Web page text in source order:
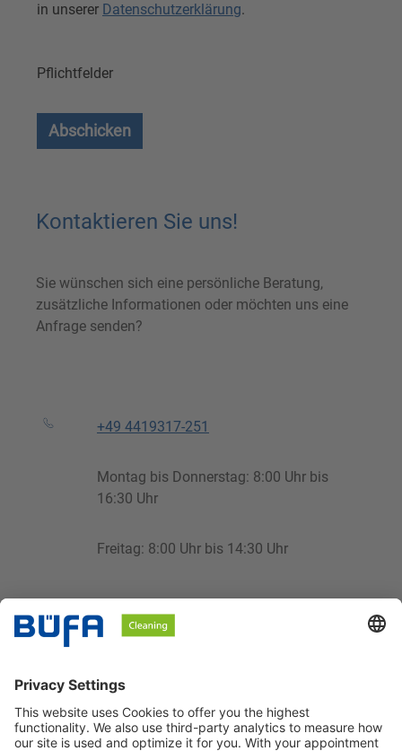
in unserer Datenschutzerklärung.
Pflichtfelder
Abschicken
Kontaktieren Sie uns!
Sie wünschen sich eine persönliche Beratung,
zusätzliche Informationen oder möchten uns eine
Anfrage senden?
+49 4419317-251
Montag bis Donnerstag: 8:00 Uhr bis
16:30 Uhr
Freitag: 8:00 Uhr bis 14:30 Uhr